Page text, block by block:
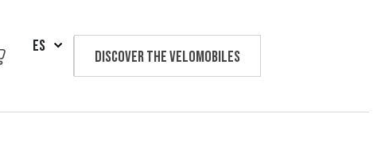
ES
Discover the velomobiles